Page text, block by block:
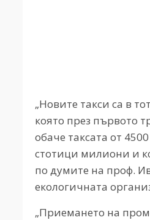
„Новите такси са в
която през първото
обаче таксата от
стотици милиони и
по думите на проф.
екологичната
„Приемането на